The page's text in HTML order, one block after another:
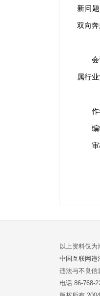
新问
双向
属行
以上资料仅
中国互联网违
违法与不良信
电话:86-768-